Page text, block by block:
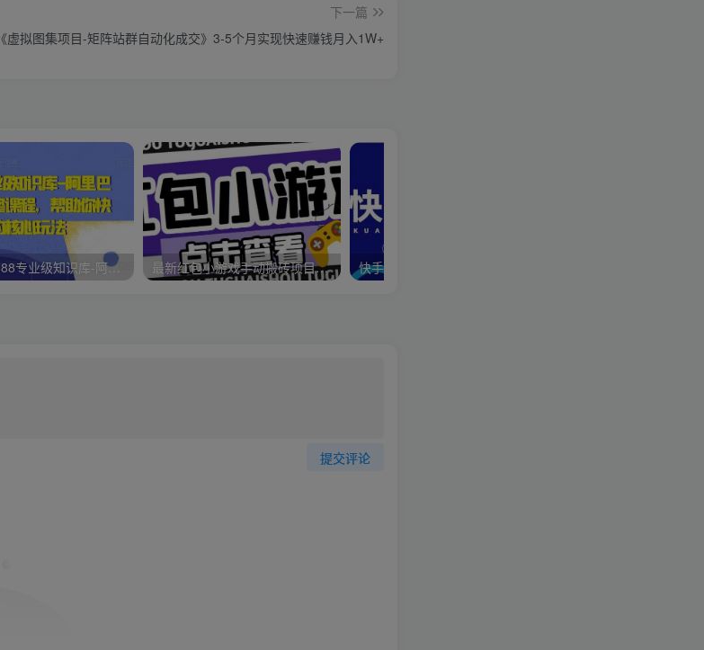
下一篇
《虚拟图集项目-矩阵站群自动化成交》3-5个月实现快速赚钱月入1W+
亿事君·1688专业级知识库-阿里巴巴诚信通运营必修课程，帮助你快速掌握1688店铺的核心玩法 最新红包小游戏手动搬砖项目，单机一天不偷懒稳定60+，成本低，有能力工作室扩大规模
提交评论